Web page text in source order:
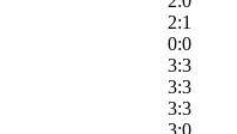
2:1
0:0
3:3
3:3
3:3